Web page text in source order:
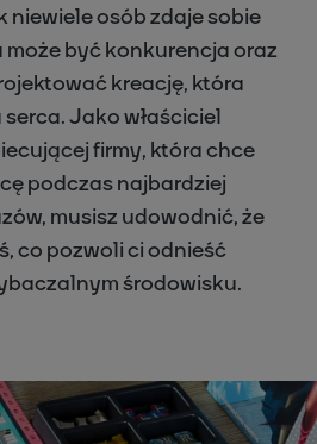
niewiele osób zdaje sobie
być konkurencja oraz
kreację, która
Jako właściciel
firmy, która chce
podczas najbardziej
musisz udowodnić, że
co pozwoli ci odnieść
środowisku.